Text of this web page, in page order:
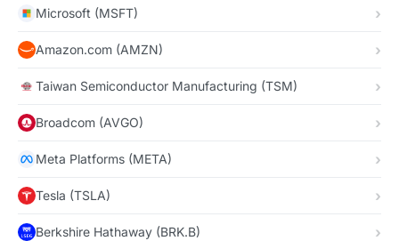
Microsoft (MSFT)
Amazon.com (AMZN)
Taiwan Semiconductor Manufacturing (TSM)
Broadcom (AVGO)
Meta Platforms (META)
Tesla (TSLA)
Berkshire Hathaway (BRK.B)